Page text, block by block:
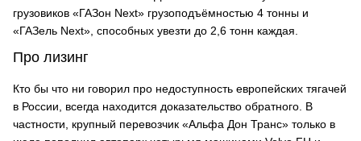
грузовиков «ГАЗон Next» грузоподъёмностью 4 тонны и
«ГАЗель Next», способных увезти до 2,6 тонн каждая.
Про лизинг
Кто бы что ни говорил про недоступность европейских тягачей
в России, всегда находится доказательство обратного. В
частности, крупный перевозчик «Альфа Дон Транс» только в